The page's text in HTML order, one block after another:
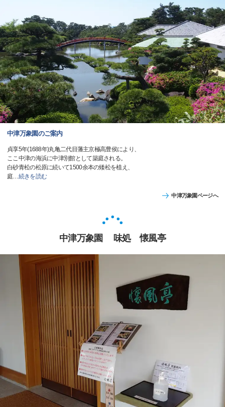
中津万象園のご案内
貞享5年(1688年)丸亀二代目藩主京極高豊侯により、
ここ中津の海浜に中津別館として築庭される。
白砂青松の松原に続いて1500余本の矮松を植え、
庭…続きを読む
中津万象園ページへ
中津万象園 味処 懐風亭